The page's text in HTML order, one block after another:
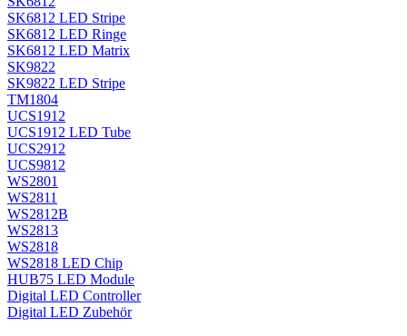
SK6812 LED Stripe
SK6812 LED Ringe
SK6812 LED Matrix
SK9822
SK9822 LED Stripe
TM1804
UCS1912
UCS1912 LED Tube
UCS2912
UCS9812
WS2801
WS2811
WS2812B
WS2813
WS2818
WS2818 LED Chip
HUB75 LED Module
Digital LED Controller
Digital LED Zubehör